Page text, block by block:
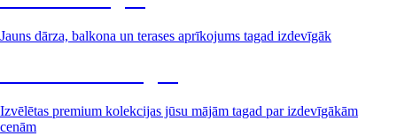
Jauns dārza, balkona un terases aprīkojums tagad izdevīgāk
Izvēlētas premium kolekcijas jūsu mājām tagad par izdevīgākām
cenām